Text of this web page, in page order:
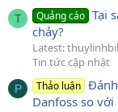
T Quảng cáo Tại
chảy?
Latest:
Tin tức cập nhật
P Thảo luận
Danfoss so